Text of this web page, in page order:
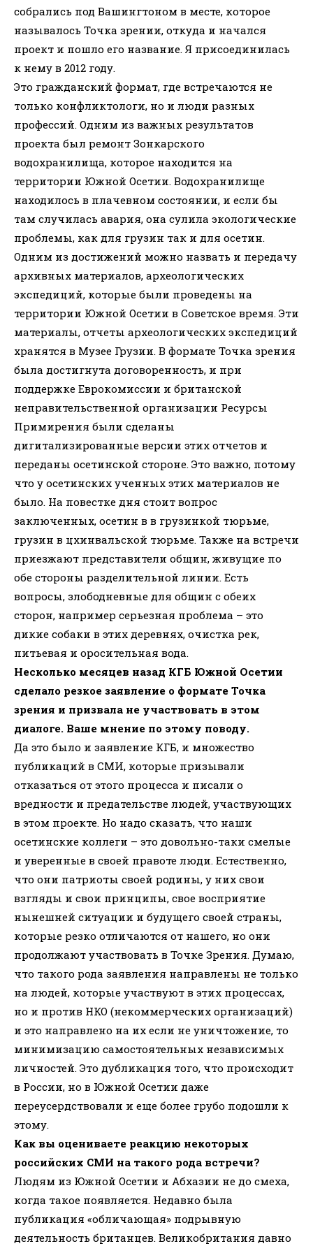
собрались под Вашингтоном в месте, которое
называлось Точка зрении, откуда и начался
проект и пошло его название. Я присоединилась
к нему в 2012 году.
Это гражданский формат, где встречаются не
только конфликтологи, но и люди разных
профессий. Одним из важных результатов
проекта был ремонт Зонкарского
водохранилища, которое находится на
территории Южной Осетии. Водохранилище
находилось в плачевном состоянии, и если бы
там случилась авария, она сулила экологические
проблемы, как для грузин так и для осетин.
Одним из достижений можно назвать и передачу
архивных материалов, археологических
экспедиций, которые были проведены на
территории Южной Осетии в Советское время. Эти
материалы, отчеты археологических экспедиций
хранятся в Музее Грузии. В формате Точка зрения
была достигнута договоренность, и при
поддержке Еврокомиссии и британской
неправительственной организации Ресурсы
Примирения были сделаны
дигитализированные версии этих отчетов и
переданы осетинской стороне. Это важно, потому
что у осетинских ученных этих материалов не
было. На повестке дня стоит вопрос
заключенных, осетин в в грузинкой тюрьме,
грузин в цхинвальской тюрьме. Также на встречи
приезжают представители общин, живущие по
обе стороны разделительной линии. Есть
вопросы, злободневные для общин с обеих
сторон, например серьезная проблема – это
дикие собаки в этих деревнях, очистка рек,
питьевая и оросительная вода.
Несколько месяцев назад КГБ Южной Осетии
сделало резкое заявление о формате Точка
зрения и призвала не участвовать в этом
диалоге. Ваше мнение по этому поводу.
Да это было и заявление КГБ, и множество
публикаций в СМИ, которые призывали
отказаться от этого процесса и писали о
вредности и предательстве людей, участвующих
в этом проекте. Но надо сказать, что наши
осетинские коллеги – это довольно-таки смелые
и уверенные в своей правоте люди. Естественно,
что они патриоты своей родины, у них свои
взгляды и свои принципы, свое восприятие
нынешней ситуации и будущего своей страны,
которые резко отличаются от нашего, но они
продолжают участвовать в Точке Зрения. Думаю,
что такого рода заявления направлены не только
на людей, которые участвуют в этих процессах,
но и против НКО (некоммерческих организаций)
и это направлено на их если не уничтожение, то
минимизацию самостоятельных независимых
личностей. Это дубликация того, что происходит
в России, но в Южной Осетии даже
переусердствовали и еще более грубо подошли к
этому.
Как вы оцениваете реакцию некоторых
российских СМИ на такого рода встречи?
Людям из Южной Осетии и Абхазии не до смеха,
когда такое появляется. Недавно была
публикация «обличающая» подрывную
деятельность британцев. Великобритания давно